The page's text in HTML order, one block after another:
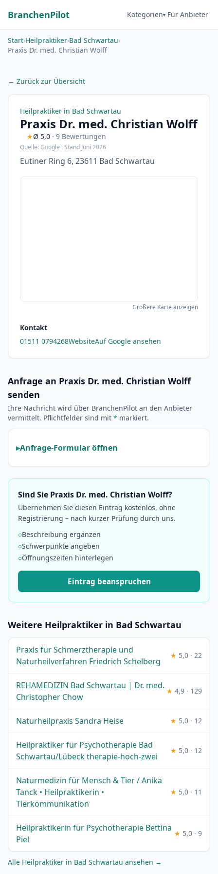
BranchenPilot Kategorien Für Anbieter
Start›Heilpraktiker›Bad Schwartau›
Praxis Dr. med. Christian Wolff
← Zurück zur Übersicht
Heilpraktiker in Bad Schwartau
Praxis Dr. med. Christian Wolff
★Ø 5,0 · 9 Bewertungen
Quelle: Google · Stand Juni 2026
Eutiner Ring 6, 23611 Bad Schwartau
Größere Karte anzeigen
Kontakt
01511 0794268WebsiteAuf Google ansehen
Anfrage an Praxis Dr. med. Christian Wolff
senden
Ihre Nachricht wird über BranchenPilot an den Anbieter
vermittelt. Pflichtfelder sind mit * markiert.
Anfrage-Formular öffnen
Sind Sie Praxis Dr. med. Christian Wolff?
Übernehmen Sie diesen Eintrag kostenlos, ohne
Registrierung – nach kurzer Prüfung durch uns.
○Beschreibung ergänzen
○Schwerpunkte angeben
○Öffnungszeiten hinterlegen
Eintrag beanspruchen
Weitere Heilpraktiker in Bad Schwartau
Praxis für Schmerztherapie und
Naturheilverfahren Friedrich Schelberg
★ 5,0 · 22
REHAMEDIZIN Bad Schwartau | Dr. med.
Christopher Chow
★ 4,9 · 129
Naturheilpraxis Sandra Heise ★ 5,0 · 12
Heilpraktiker für Psychotherapie Bad
Schwartau/Lübeck therapie-hoch-zwei
★ 5,0 · 12
Naturmedizin für Mensch & Tier / Anika
Tanck • Heilpraktikerin •
Tierkommunikation
★ 5,0 · 11
Heilpraktikerin für Psychotherapie Bettina
Piel
★ 5,0 · 9
Alle Heilpraktiker in Bad Schwartau ansehen →